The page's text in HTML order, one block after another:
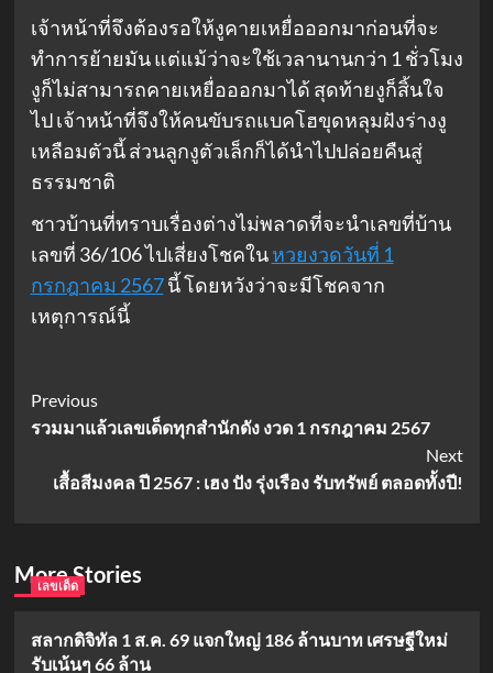
เจ้าหน้าที่จึงต้องรอให้งูคายเหยื่อออกมาก่อนที่จะ
ทำการย้ายมัน แต่แม้ว่าจะใช้เวลานานกว่า 1 ชั่วโมง
งูก็ไม่สามารถคายเหยื่อออกมาได้ สุดท้ายงูก็สิ้นใจ
ไป เจ้าหน้าที่จึงให้คนขับรถแบคโฮขุดหลุมฝังร่างงู
เหลือมตัวนี้ ส่วนลูกงูตัวเล็กก็ได้นำไปปล่อยคืนสู่
ธรรมชาติ
ชาวบ้านที่ทราบเรื่องต่างไม่พลาดที่จะนำเลขที่บ้าน
เลขที่ 36/106 ไปเสี่ยงโชคในหวยงวดวันที่ 1
กรกฎาคม 2567นี้ โดยหวังว่าจะมีโชคจาก
เหตุการณ์นี้
Post
Navigation
Previous
รวมมาแล้วเลขเด็ดทุกสำนักดัง งวด 1 กรกฎาคม 2567
Next
เสื้อสีมงคล ปี 2567 : เฮง ปัง รุ่งเรือง รับทรัพย์ ตลอดทั้งปี!
More Stories
เลขเด็ด
สลากดิจิทัล 1 ส.ค. 69 แจกใหญ่ 186 ล้านบาท เศรษฐีใหม่
รับเน้นๆ 66 ล้าน